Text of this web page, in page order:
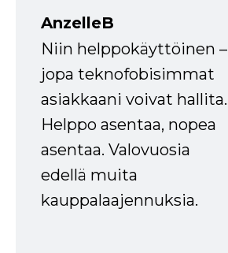
AnzelleB
Niin helppokäyttöinen –
jopa teknofobisimmat
asiakkaani voivat hallita.
Helppo asentaa, nopea
asentaa. Valovuosia
edellä muita
kauppalaajennuksia.